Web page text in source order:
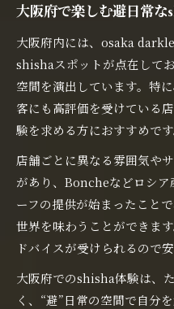
大阪府で楽しむ避日常な
大阪府内には、osaka
shishaスポットが点在して
空間を演出しています。特
客にも高評価を受けている
験を求める方におすすめです
店舗ごとに異なる雰囲気や
があり、Boncheなどロシア
ーフの提供が始まったこと
世界を味わうことができま
ドバイスが受けられるので安
大阪府でのshisha体験は、
く、“避”日常の空間で自分